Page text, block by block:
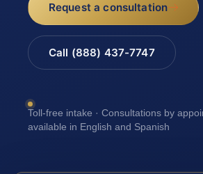
Request a consultation
Call (888) 437-7747
Toll-free intake · Consultations by
available in English and Spanish